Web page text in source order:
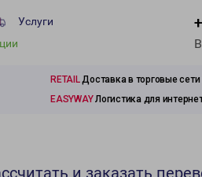
Услуги
RETAILДоставка в торговые
EASYWAYЛогистика для
и заказать